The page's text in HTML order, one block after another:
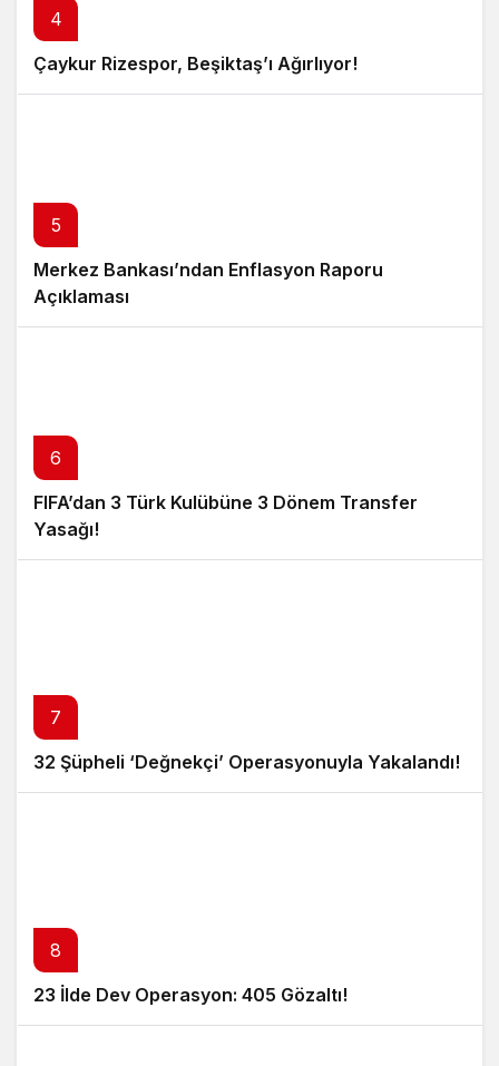
4
Çaykur Rizespor, Beşiktaş’ı Ağırlıyor!
5
Merkez Bankası’ndan Enflasyon Raporu
Açıklaması
6
FIFA’dan 3 Türk Kulübüne 3 Dönem Transfer
Yasağı!
7
32 Şüpheli ‘Değnekçi’ Operasyonuyla Yakalandı!
8
23 İlde Dev Operasyon: 405 Gözaltı!